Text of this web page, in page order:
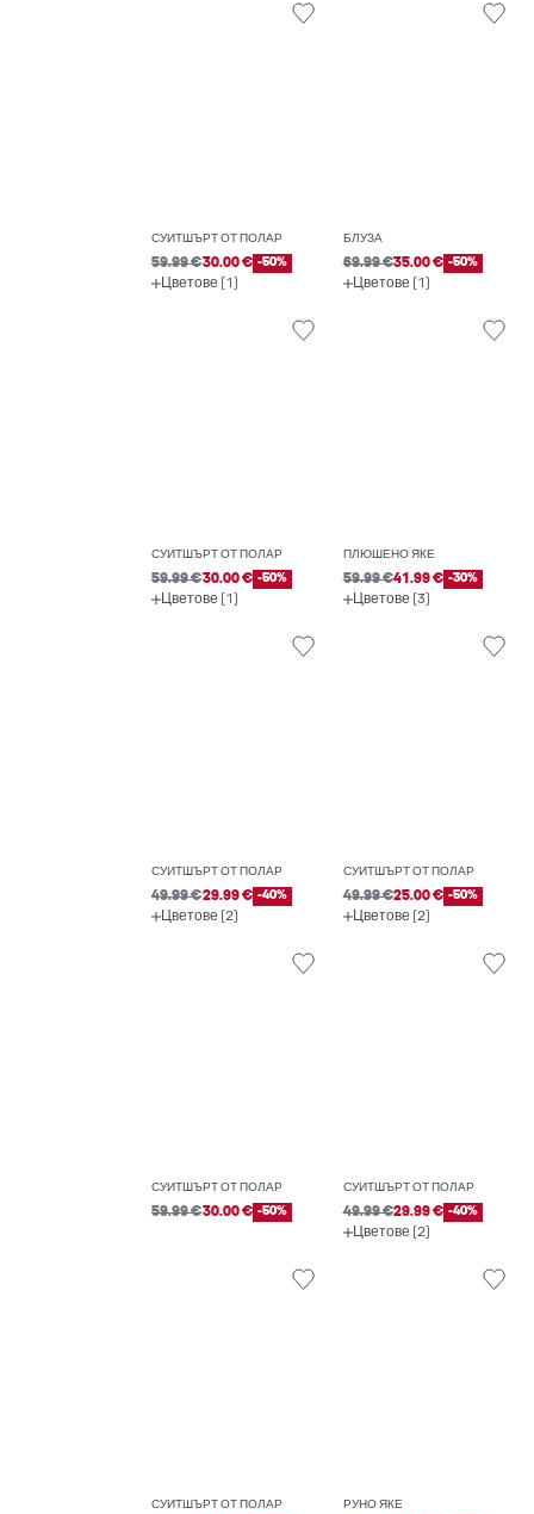
СУИТШЪРТ ОТ ПОЛАР
59.99 €30.00 € -50%
Цветове (1)
БЛУЗА
69.99 €35.00 € -50%
Цветове (1)
СУИТШЪРТ ОТ ПОЛАР
59.99 €30.00 € -50%
Цветове (1)
ПЛЮШЕНО ЯКЕ
59.99 €41.99 € -30%
Цветове (3)
СУИТШЪРТ ОТ ПОЛАР
49.99 €29.99 € -40%
Цветове (2)
СУИТШЪРТ ОТ ПОЛАР
49.99 €25.00 € -50%
Цветове (2)
СУИТШЪРТ ОТ ПОЛАР
59.99 €30.00 € -50%
СУИТШЪРТ ОТ ПОЛАР
49.99 €29.99 € -40%
Цветове (2)
СУИТШЪРТ ОТ ПОЛАР РУНО ЯКЕ